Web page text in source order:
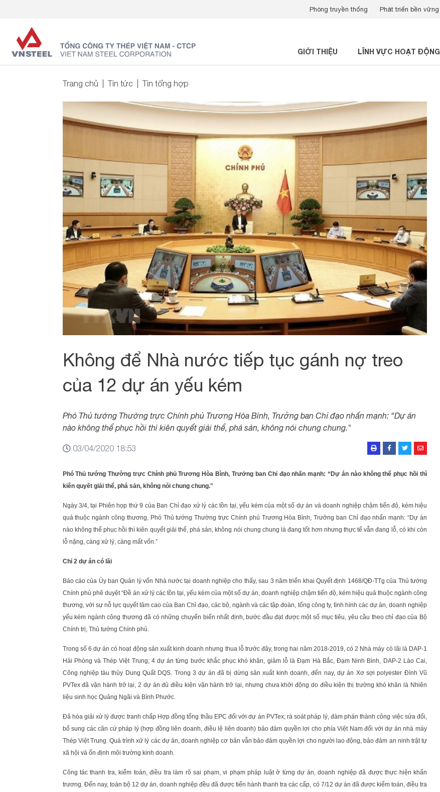
Phòng truyền thống Phát triển bền vững
GIỚI THIỆU LĨNH VỰC HOẠT ĐỘNG
Trang chủ Tin tức Tin tổng hợp
Không để Nhà nước tiếp tục gánh nợ treo
của 12 dự án yếu kém
Phó Thủ tướng Thường trực Chính phủ Trương Hòa Bình, Trưởng ban Chỉ đạo nhấn mạnh: “Dự án
nào không thể phục hồi thì kiên quyết giải thể, phá sản, không nói chung chung."
03/04/2020 18:53
Phó Thủ tướng Thường trực Chính phủ Trương Hòa Bình, Trưởng ban Chỉ đạo nhấn mạnh: “Dự án nào không thể phục hồi thì
kiên quyết giải thể, phá sản, không nói chung chung."
Ngày 3/4, tại Phiên họp thứ 9 của Ban Chỉ đạo xử lý các tồn tại, yếu kém của một số dự án và doanh nghiệp chậm tiến độ, kém hiệu
quả thuộc ngành công thương, Phó Thủ tướng Thường trực Chính phủ Trương Hòa Bình, Trưởng ban Chỉ đạo nhấn mạnh: “Dự án
nào không thể phục hồi thì kiên quyết giải thể, phá sản, không nói chung chung là đang tốt hơn nhưng thực tế vẫn đang lỗ, có khi còn
lỗ nặng, càng xử lý, càng mất vốn.”
Chỉ 2 dự án có lãi
Báo cáo của Ủy ban Quản lý vốn Nhà nước tại doanh nghiệp cho thấy, sau 3 năm triển khai Quyết định 1468/QĐ-TTg của Thủ tướng
Chính phủ phê duyệt “Đề án xử lý các tồn tại, yếu kém của một số dự án, doanh nghiệp chậm tiến độ, kém hiệu quả thuộc ngành công
thương, với sự nỗ lực quyết tâm cao của Ban Chỉ đạo, các bộ, ngành và các tập đoàn, tổng công ty, tình hình các dự án, doanh nghiệp
yếu kém ngành công thương đã có những chuyển biến nhất định, bước đầu đạt được một số mục tiêu, yêu cầu theo chỉ đạo của Bộ
Chính trị, Thủ tướng Chính phủ.
Trong số 6 dự án có hoạt động sản xuất kinh doanh nhưng thua lỗ trước đây, trong hai năm 2018-2019, có 2 Nhà máy có lãi là DAP-1
Hải Phòng và Thép Việt Trung; 4 dự án từng bước khắc phục khó khăn, giảm lỗ là Đạm Hà Bắc, Đạm Ninh Bình, DAP-2 Lào Cai,
Công nghiệp tàu thủy Dung Quất DQS. Trong 3 dự án đã bị dừng sản xuất kinh doanh, đến nay, dự án Xơ sợi polyester Đình Vũ
PVTex đã vận hành trở lại, 2 dự án đủ điều kiện vận hành trở lại, nhưng chưa khởi động do điều kiện thị trường khó khăn là Nhiên
liệu sinh học Quảng Ngãi và Bình Phước.
Đã hòa giải xử lý được tranh chấp Hợp đồng tổng thầu EPC đối với dự án PVTex; rà soát pháp lý, đàm phán thành công việc sửa đổi,
bổ sung các căn cứ pháp lý (hợp đồng liên doanh, điều lệ liên doanh) bảo đảm quyền lợi cho phía Việt Nam đối với dự án nhà máy
Thép Việt Trung. Quá trình xử lý các dự án, doanh nghiệp cơ bản vẫn bảo đảm quyền lợi cho người lao động, bảo đảm an ninh trật tự
xã hội và ổn định môi trường kinh doanh.
Công tác thanh tra, kiểm toán, điều tra làm rõ sai phạm, vi phạm pháp luật ở từng dự án, doanh nghiệp đã được thực hiện khẩn
trương. Đến nay, toàn bộ 12 dự án, doanh nghiệp đều đã được tiến hành thanh tra các cấp, có 7/12 dự án đã được kiểm toán, điều tra